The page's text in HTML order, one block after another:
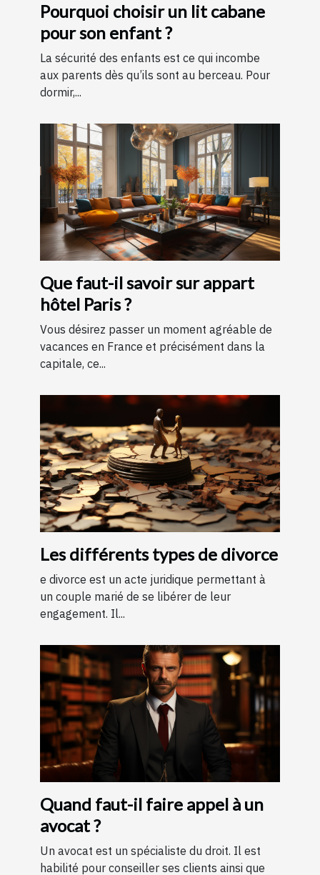
Pourquoi choisir un lit cabane
pour son enfant ?
La sécurité des enfants est ce qui incombe
aux parents dès qu’ils sont au berceau. Pour
dormir,...
Que faut-il savoir sur appart
hôtel Paris ?
Vous désirez passer un moment agréable de
vacances en France et précisément dans la
capitale, ce...
Les différents types de divorce
e divorce est un acte juridique permettant à
un couple marié de se libérer de leur
engagement. Il...
Quand faut-il faire appel à un
avocat ?
Un avocat est un spécialiste du droit. Il est
habilité pour conseiller ses clients ainsi que